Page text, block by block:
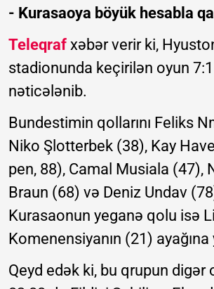
- Kurasaoya böyük hesabla
Teleqraf xəbər verir ki,
stadionunda keçirilən oyun
nəticələnib.
Bundestimin qollarını Feliks
Niko Şlotterbek (38), Kay
pen, 88), Camal Musiala (47),
Braun (68) və Deniz Undav
Kurasaonun yeganə qolu isə
Komenensiyanın (21) ayağına
Qeyd edək ki, bu qrupun digər